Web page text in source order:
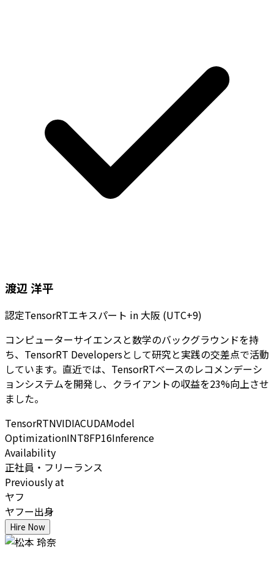
渡辺 洋平
認定TensorRTエキスパート in 大阪 (UTC+9)
コンピューターサイエンスと数学のバックグラウンドを持
ち、TensorRT Developersとして研究と実践の交差点で活動
しています。直近では、TensorRTベースのレコメンデーシ
ョンシステムを開発し、クライアントの収益を23%向上させ
ました。
TensorRTNVIDIACUDAModel
OptimizationINT8FP16Inference
Availability
正社員・フリーランス
Previously at
ヤフ
ヤフー出身
Hire Now